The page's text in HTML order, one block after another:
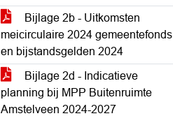
Bijlage 2b - Uitkomsten
meicirculaire 2024 gemeentefonds
en bijstandsgelden 2024
Bijlage 2d - Indicatieve
planning bij MPP Buitenruimte
Amstelveen 2024-2027